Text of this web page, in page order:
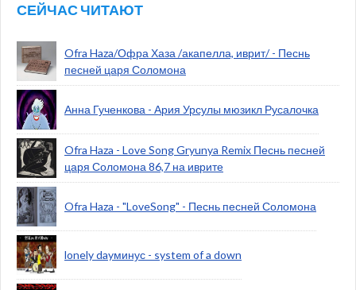
СЕЙЧАС ЧИТАЮТ
Ofra Haza/Офра Хаза /акапелла, иврит/ - Песнь
песней царя Соломона
Анна Гученкова - Ария Урсулы мюзикл Русалочка
Ofra Haza - Love Song Gryunya Remix Песнь песней
царя Соломона 86,7 на иврите
Ofra Haza - "LoveSong" - Песнь песней Соломона
lonely dayминус - system of a down